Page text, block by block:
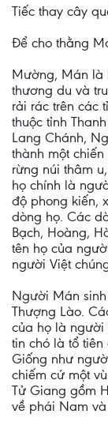
Tiếc thay cây
Để cho thằng
Mường, Mán là
thương du và
rải rác trên các
thuộc tỉnh
Lang Chánh,
thành một
rừng núi thâm
họ chính là
độ phong kiến,
dòng họ. Các
Bạch, Hoàng,
tên họ của
người Việt
Người Mán
Thượng Lào.
của họ là người
tin chó là tổ
Giống như
chiếm cứ một
Tử Giang gồm
về phái Nam và